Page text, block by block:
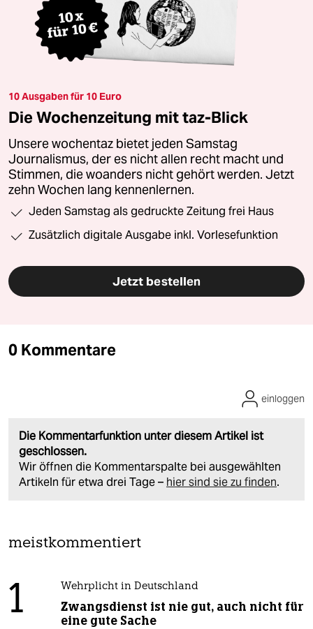
10 Ausgaben für 10 Euro
Die Wochenzeitung mit taz-Blick
Unsere wochentaz bietet jeden Samstag
Journalismus, der es nicht allen recht macht und
Stimmen, die woanders nicht gehört werden. Jetzt
zehn Wochen lang kennenlernen.
Jeden Samstag als gedruckte Zeitung frei Haus
Zusätzlich digitale Ausgabe inkl. Vorlesefunktion
Jetzt bestellen
0 Kommentare
Die Kommentarfunktion unter diesem Artikel ist
geschlossen.
Wir öffnen die Kommentarspalte bei ausgewählten
Artikeln für etwa drei Tage – hier sind sie zu finden.
einloggen
meistkommentiert
1 Wehrplicht in Deutschland
Zwangsdienst ist nie gut, auch nicht für
eine gute Sache